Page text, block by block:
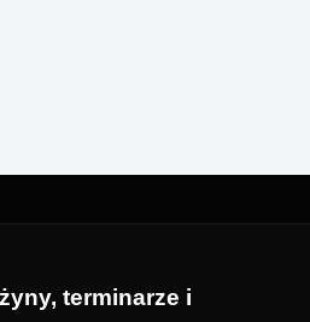
terminarze i